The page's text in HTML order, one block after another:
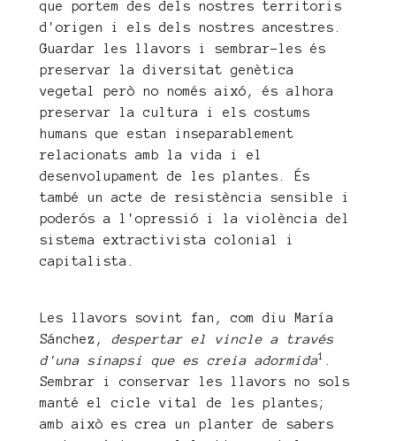
que portem des dels nostres territoris
d'origen i els dels nostres ancestres.
Guardar les llavors i sembrar-les és
preservar la diversitat genètica
vegetal però no només aixó, és alhora
preservar la cultura i els costums
humans que estan inseparablement
relacionats amb la vida i el
desenvolupament de les plantes. És
també un acte de resistència sensible i
poderós a l'opressió i la violència del
sistema extractivista colonial i
capitalista.
Les llavors sovint fan, com diu María
Sánchez, despertar el vincle a través
d'una sinapsi que es creia adormida1
Sembrar i conservar les llavors no sols
manté el cicle vital de les plantes;
amb això es crea un planter de sabers